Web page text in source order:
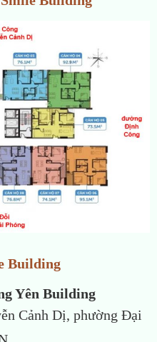
Building
Yên Building
Cảnh Dị, phường Đại